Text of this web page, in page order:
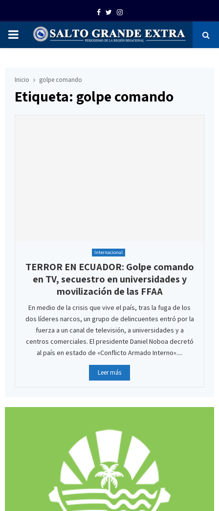
Facebook
TwitterInstagram
PRIMARY
Inicio golpe comando
Etiqueta: golpe comando
Internacional
TERROR EN ECUADOR: Golpe comando
en TV, secuestro en universidades y
movilización de las FFAA
En medio de la crisis que vive el país, tras la fuga de los
dos líderes narcos, un grupo de delincuentes entró por la
fuerza a un canal de televisión, a universidades y a
centros comerciales. El presidente Daniel Noboa decretó
al país en estado de «Conflicto Armado Interno»....
Leer más